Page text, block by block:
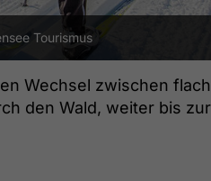
Tourismus
Wechsel zwischen
den Wald, weiter bis
entlang bis zur Gern